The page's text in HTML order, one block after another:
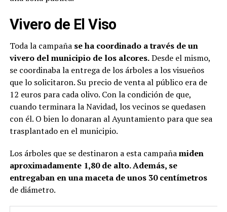
Vivero de El Viso
Toda la campaña se ha coordinado a través de un
vivero del municipio de los alcores.Desde el mismo,
se coordinaba la entrega de los árboles a los visueños
que lo solicitaron. Su precio de venta al público era de
12 euros para cada olivo. Con la condición de que,
cuando terminara la Navidad, los vecinos se quedasen
con él. O bien lo donaran al Ayuntamiento para que sea
trasplantado en el municipio.
Los árboles que se destinaron a esta campañamiden
aproximadamente 1,80 de alto. Además, se
entregaban en una maceta de unos 30 centímetros
de diámetro.